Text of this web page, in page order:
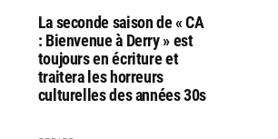
La seconde saison de « CA
: Bienvenue à Derry » est
toujours en écriture et
traitera les horreurs
culturelles des années 30s